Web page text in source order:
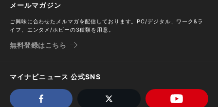
メールマガジン
ご興味に合わせたメルマガを配信しております。PC/デジタル、ワーク&ラ
イフ、エンタメ/ホビーの3種類を用意。
無料登録はこちら
マイナビニュース 公式SNS